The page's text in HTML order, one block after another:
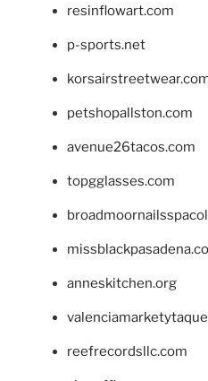
resinflowart.com
p-sports.net
petshopallston.com
avenue26tacos.com
topgglasses.com
anneskitchen.org
reefrecordsllc.com